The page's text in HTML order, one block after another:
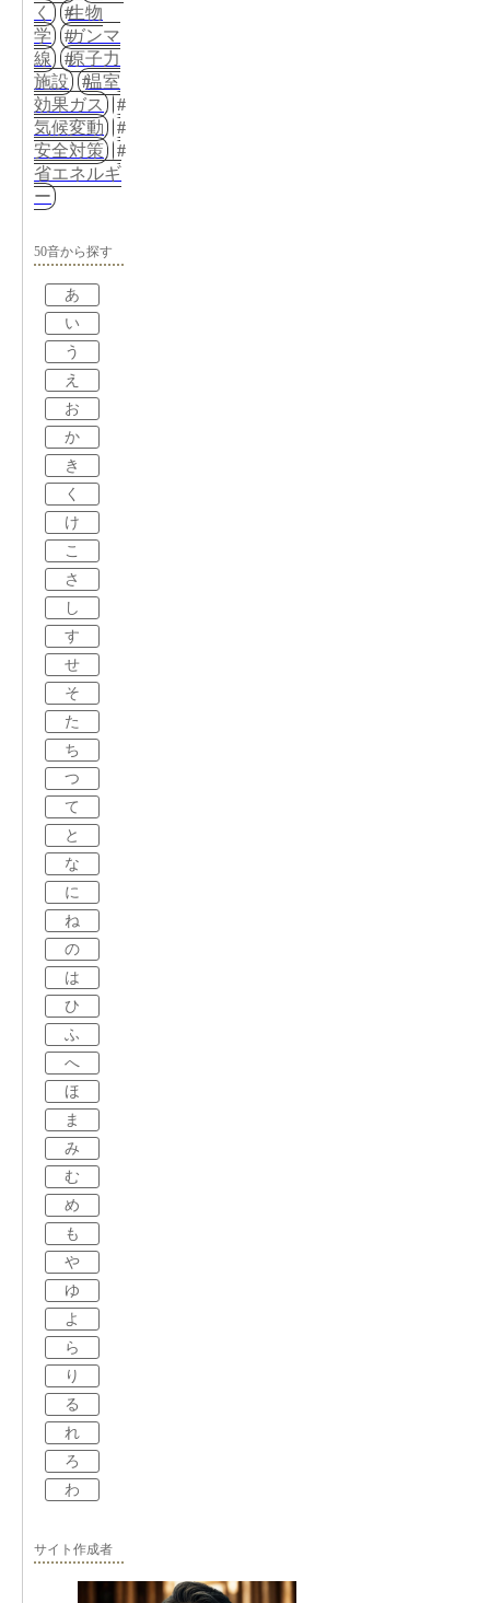
く
生物
学
ガンマ
線
原子力
施設
温室
効果ガス
気候変動
安全対策
省エネルギ
ー
50音から探す
あ
い
う
え
お
か
き
く
け
こ
さ
し
す
せ
そ
た
ち
つ
て
と
な
に
ね
の
は
ひ
ふ
へ
ほ
ま
み
む
め
も
や
ゆ
よ
ら
り
る
れ
ろ
わ
サイト作成者